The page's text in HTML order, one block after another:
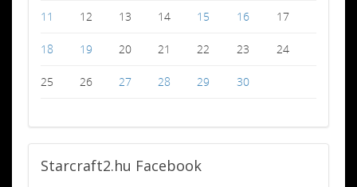
11 12 13 14 15 16 17
18 19 20 21 22 23 24
25 26 27 28 29 30
Starcraft2.hu Facebook